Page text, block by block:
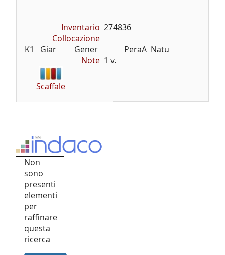
Inventario 274836
Collocazione
K1   Giar         Gener             PeraA  Natu
Note 1 v.
Scaffale
Non
sono
presenti
elementi
per
raffinare
questa
ricerca